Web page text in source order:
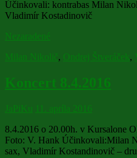
Účinkovali: kontrabas Milan
Vladimír Kostadinovič
Nezaradené
Milan Nikolič, Ondrej Štveráček,
Koncert 8.4.2016
JaPiKu 11. apríla 2016
8.4.2016 o 20.00h. v Kursalone
Foto: V. Hank Účinkovali:Milan
sax, Vladimír Kostandinovič –